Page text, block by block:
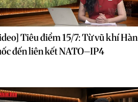
Tiêu điểm 15/7: Từ vũ khí Hàn
đến liên kết NATO–IP4